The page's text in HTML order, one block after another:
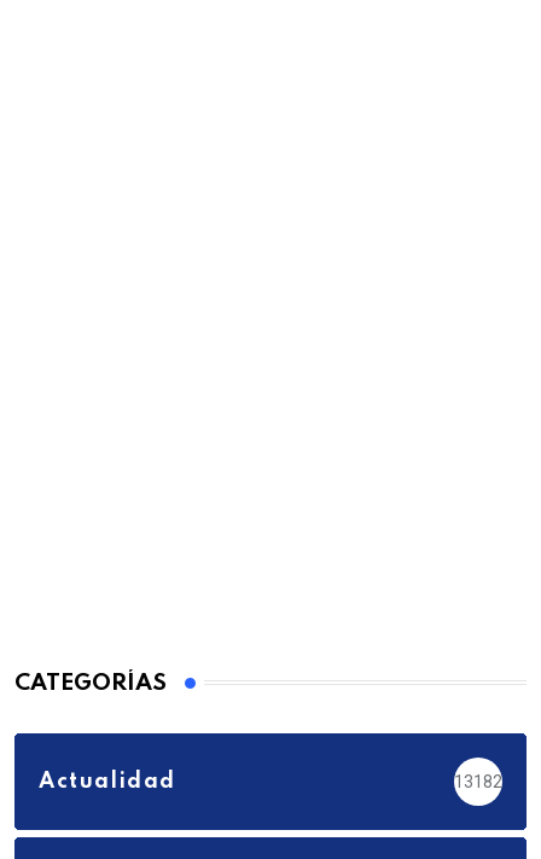
CATEGORÍAS
Actualidad 13182